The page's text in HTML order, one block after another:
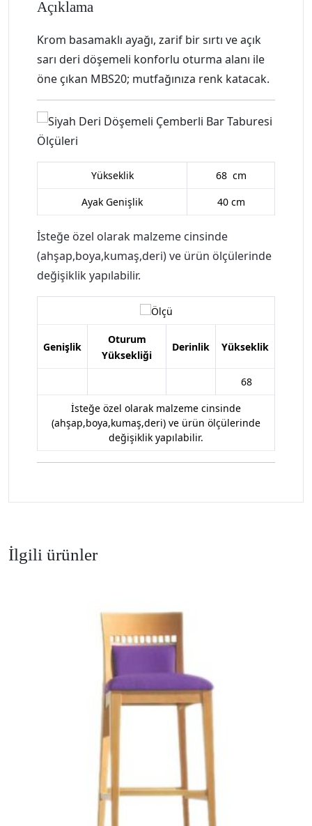
Açıklama
Krom basamaklı ayağı, zarif bir sırtı ve açık
sarı deri döşemeli konforlu oturma alanı ile
öne çıkan MBS20; mutfağınıza renk katacak.
Yükseklik
68 cm
Ayak Genişlik
40 cm
İsteğe özel olarak malzeme cinsinde
(ahşap,boya,kumaş,deri) ve ürün ölçülerinde
değişiklik yapılabilir.
Genişlik
Oturum
Yüksekliği
Derinlik Yükseklik
68
İsteğe özel olarak malzeme cinsinde
(ahşap,boya,kumaş,deri) ve ürün ölçülerinde
değişiklik yapılabilir.
İlgili ürünler